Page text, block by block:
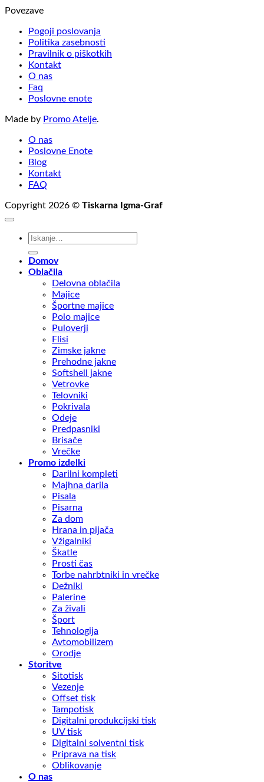
Povezave
Pogoji poslovanja
Politika zasebnosti
Pravilnik o piškotkih
Kontakt
O nas
Faq
Poslovne enote
Made by Promo Atelje.
O nas
Poslovne Enote
Blog
Kontakt
FAQ
Copyright 2026 © Tiskarna Igma-Graf
Išči:
Domov
Oblačila
Delovna oblačila
Majice
Športne majice
Polo majice
Puloverji
Flisi
Zimske jakne
Prehodne jakne
Softshell jakne
Vetrovke
Telovniki
Pokrivala
Odeje
Predpasniki
Brisače
Vrečke
Promo izdelki
Darilni kompleti
Majhna darila
Pisala
Pisarna
Za dom
Hrana in pijača
Vžigalniki
Škatle
Prosti čas
Torbe nahrbtniki in vrečke
Dežniki
Palerine
Za živali
Šport
Tehnologija
Avtomobilizem
Orodje
Storitve
Sitotisk
Vezenje
Offset tisk
Tampotisk
Digitalni produkcijski tisk
UV tisk
Digitalni solventni tisk
Priprava na tisk
Oblikovanje
O nas